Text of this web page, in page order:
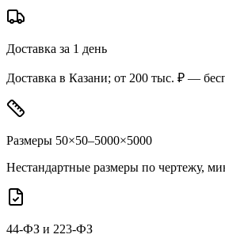
Доставка за 1 день
Доставка в Казани; от 200 тыс. ₽ —
Размеры 50×50–5000×5000
Нестандартные размеры по чертежу,
44-ФЗ и 223-ФЗ